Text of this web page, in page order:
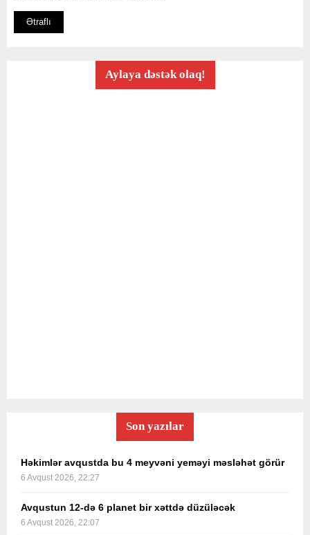
Ətraflı
Aylaya dəstək olaq!
Son yazılar
Həkimlər avqustda bu 4 meyvəni yeməyi məsləhət görür
6 Avqust 2026, 22:27
Avqustun 12-də 6 planet bir xəttdə düzüləcək
6 Avqust 2026, 22:07